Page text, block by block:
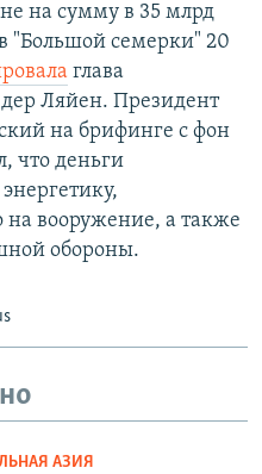
на сумму в 35 млрд
"Большой семерки" 20
глава
Ляйен. Президент
на брифинге с фон
что деньги
вооружение, а также
обороны.
АЗИЯ